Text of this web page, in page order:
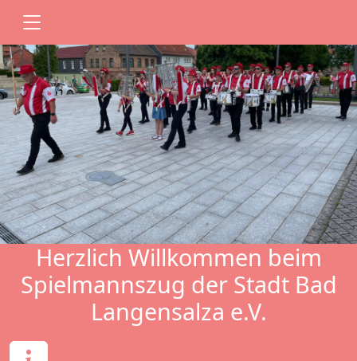
Herzlich Willkommen beim
Spielmannszug der Stadt Bad
Langensalza e.V.